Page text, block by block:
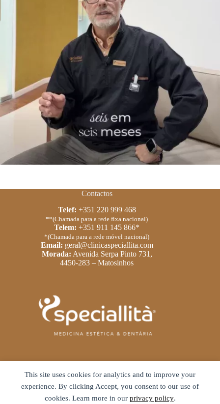
This site uses cookies for analytics and to improve your
experience. By clicking Accept, you consent to our use of
cookies. Learn more in our privacy policy.
Contactos
Telef: +351 220 999 468
**(Chamada para a rede fixa nacional)
Telem: +351 911 145 866*
*(Chamada para a rede móvel nacional)
Email: geral@clinicaspeciallita.com
Morada: Avenida Serpa Pinto 731,
4450-283 – Matosinhos
Política de privacidade
Termos e condições
Livro de reclamações